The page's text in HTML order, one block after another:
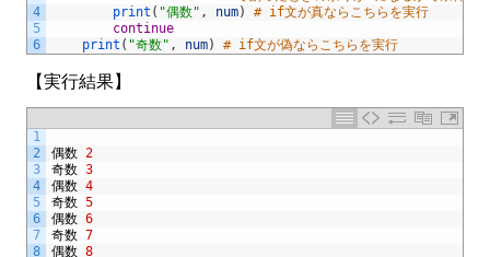
4
5
6
print ( "偶数" , num)
# if文が真ならこちらを実行
continue
print ( "奇数" , num) # if文が偽ならこちらを実行
【実行結果】
1
2
3
4
5
6
7
8
偶数 2
奇数 3
偶数 4
奇数 5
偶数 6
奇数 7
偶数 8